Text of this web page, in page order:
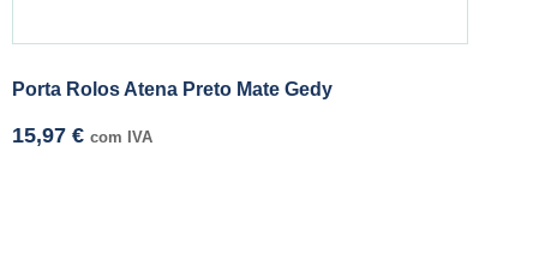
Porta Rolos Atena Preto Mate Gedy
15,97 € com IVA